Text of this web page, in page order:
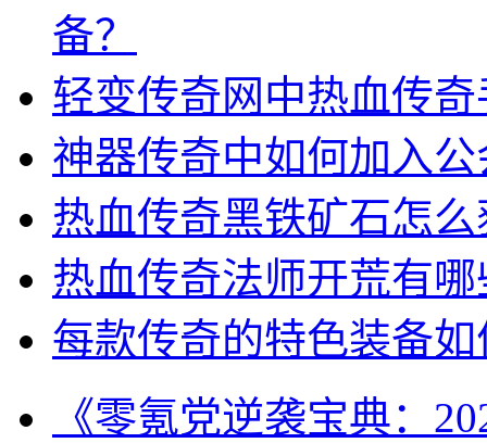
备？
轻变传奇网中热血传
神器传奇中如何加入公
热血传奇黑铁矿石怎
热血传奇法师开荒有
每款传奇的特色装备
《零氪党逆袭宝典：